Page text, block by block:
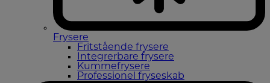
Frysere
Fritstående frysere
Integrerbare frysere
Kummefrysere
Professionel fryseskab